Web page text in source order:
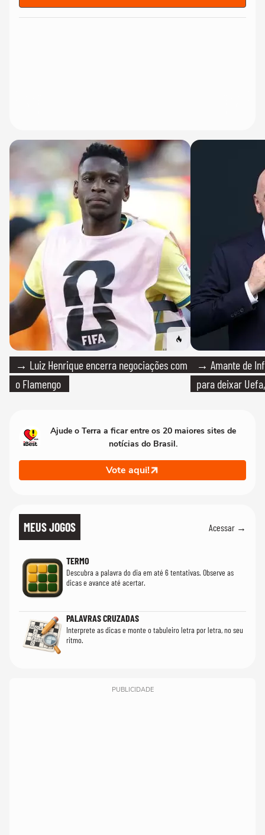
→ Luiz Henrique encerra negociações com
o Flamengo
→ Amante de
para deixar
Ajude o Terra a ficar entre os 20 maiores sites de
notícias do Brasil.
Vote aqui!
MEUS JOGOS Acessar →
TERMO
Descubra a palavra do dia em até 6 tentativas. Observe as
dicas e avance até acertar.
PALAVRAS CRUZADAS
Interprete as dicas e monte o tabuleiro letra por letra, no seu
ritmo.
PUBLICIDADE